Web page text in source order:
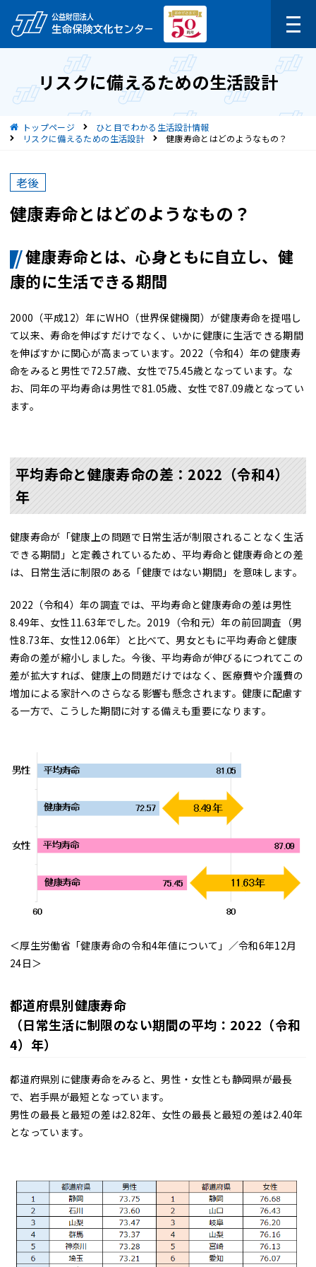
リスクに備えるための生活設計
現在位置トップページ
ひと目でわかる生活設計情報
リスクに備えるための生活設計
健康寿命とはどのようなもの？
老後
健康寿命とはどのようなもの？
健康寿命とは、心身ともに自立し、健
康的に生活できる期間
2000（平成12）年にWHO（世界保健機関）が健康寿命を提唱し
て以来、寿命を伸ばすだけでなく、いかに健康に生活できる期間
を伸ばすかに関心が高まっています。2022（令和4）年の健康寿
命をみると男性で72.57歳、女性で75.45歳となっています。な
お、同年の平均寿命は男性で81.05歳、女性で87.09歳となってい
ます。
平均寿命と健康寿命の差：2022（令和4）
年
健康寿命が「健康上の問題で日常生活が制限されることなく生活
できる期間」と定義されているため、平均寿命と健康寿命との差
は、日常生活に制限のある「健康ではない期間」を意味します。
2022（令和4）年の調査では、平均寿命と健康寿命の差は男性
8.49年、女性11.63年でした。2019（令和元）年の前回調査（男
性8.73年、女性12.06年）と比べて、男女ともに平均寿命と健康
寿命の差が縮小しました。今後、平均寿命が伸びるにつれてこの
差が拡大すれば、健康上の問題だけではなく、医療費や介護費の
増加による家計へのさらなる影響も懸念されます。健康に配慮す
る一方で、こうした期間に対する備えも重要になります。
＜厚生労働省「健康寿命の令和4年値について」／令和6年12月
24日＞
都道府県別健康寿命
（日常生活に制限のない期間の平均：2022（令和
4）年）
都道府県別に健康寿命をみると、男性・女性とも静岡県が最長
で、岩手県が最短となっています。
男性の最長と最短の差は2.82年、女性の最長と最短の差は2.40年
となっています。